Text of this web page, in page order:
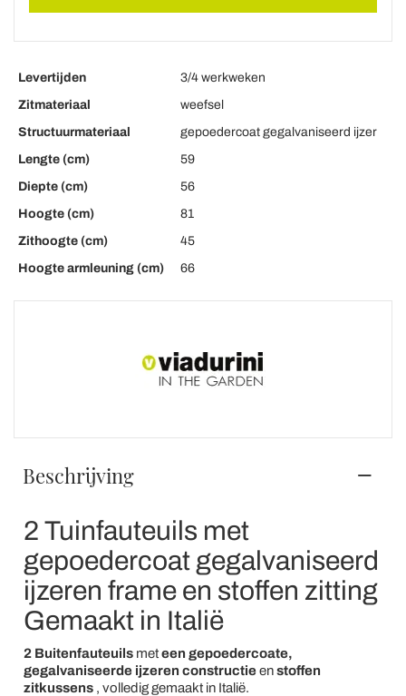
Levertijden
3/4 werkweken
Zitmateriaal
weefsel
Structuurmateriaal
gepoedercoat gegalvaniseerd ijzer
Lengte (cm)
59
Diepte (cm)
56
Hoogte (cm)
81
Zithoogte (cm)
45
Hoogte armleuning (cm)
66
Beschrijving
2 Tuinfauteuils met
gepoedercoat gegalvaniseerd
ijzeren frame en stoffen zitting
Gemaakt in Italië
2 Buitenfauteuilsmeteen gepoedercoate,
gegalvaniseerde ijzeren constructieenstoffen
zitkussens, volledig gemaakt in Italië.